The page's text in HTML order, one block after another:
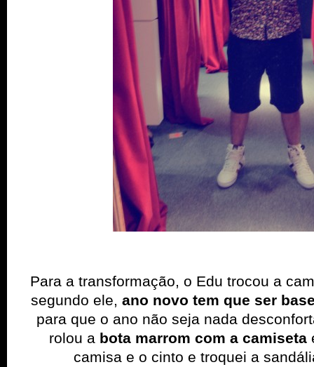
Para a transformação, o Edu trocou a
segundo ele, ano novo tem que ser
para que o ano não seja nada
rolou a bota marrom com a camiseta
camisa e o cinto e troquei a